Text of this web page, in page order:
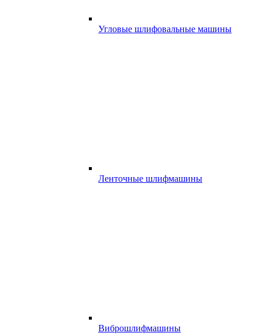
Угловые шлифовальные машины
Ленточные шлифмашины
Виброшлифмашины